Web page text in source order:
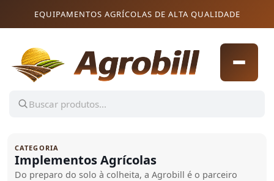
EQUIPAMENTOS AGRÍCOLAS DE ALTA QUALIDADE
CATEGORIA
Implementos Agrícolas
Do preparo do solo à colheita, a Agrobill é o parceiro